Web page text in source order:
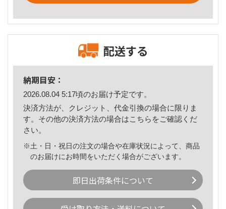
配送する
納期目安：
2026.08.04 5:17頃のお届け予定です。
決済方法が、クレジット、代金引換の場合に限りま
す。その他の決済方法の場合はこちら をご確認くだ
さい。
※土・日・祝日の注文の場合や在庫状況によって、商品
のお届けにお時間をいただく場合がございます。
即日出荷条件について